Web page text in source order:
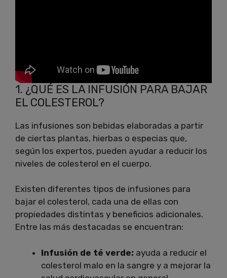
1. ¿QUÉ ES LA INFUSIÓN PARA BAJAR
EL COLESTEROL?
Las infusiones son bebidas elaboradas a partir
de ciertas plantas, hierbas o especias que,
según los expertos, pueden ayudar a reducir los
niveles de colesterol en el cuerpo.
Existen diferentes tipos de infusiones para
bajar el colesterol, cada una de ellas con
propiedades distintas y beneficios adicionales.
Entre las más destacadas se encuentran:
Infusión de té verde: ayuda a reducir el
colesterol malo en la sangre y a mejorar la